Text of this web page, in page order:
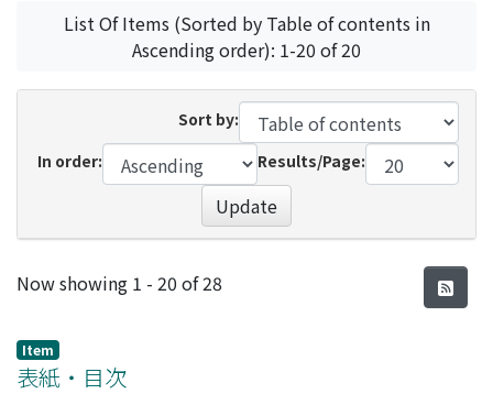
List Of Items (Sorted by Table of contents in
Ascending order): 1-20 of 20
Sort by:
In order:
Results/Page:
Update
Recent Submissions
Now showing 1 - 20 of 28
Item
表紙・目次